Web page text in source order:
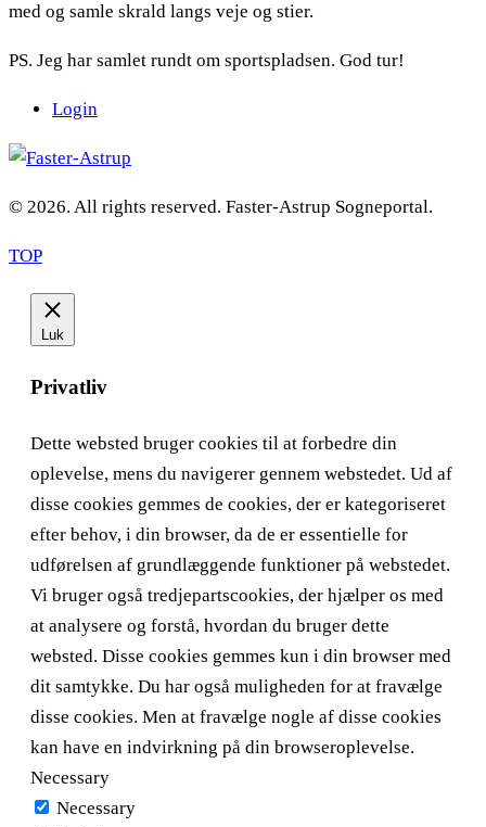
med og samle skrald langs veje og stier.
PS. Jeg har samlet rundt om sportspladsen. God tur!
Login
© 2026. All rights reserved. Faster-Astrup Sogneportal.
TOP
Luk
Privatliv
Dette websted bruger cookies til at forbedre din
oplevelse, mens du navigerer gennem webstedet. Ud af
disse cookies gemmes de cookies, der er kategoriseret
efter behov, i din browser, da de er essentielle for
udførelsen af ​​grundlæggende funktioner på webstedet.
Vi bruger også tredjepartscookies, der hjælper os med
at analysere og forstå, hvordan du bruger dette
websted. Disse cookies gemmes kun i din browser med
dit samtykke. Du har også muligheden for at fravælge
disse cookies. Men at fravælge nogle af disse cookies
kan have en indvirkning på din browseroplevelse.
Necessary
Necessary